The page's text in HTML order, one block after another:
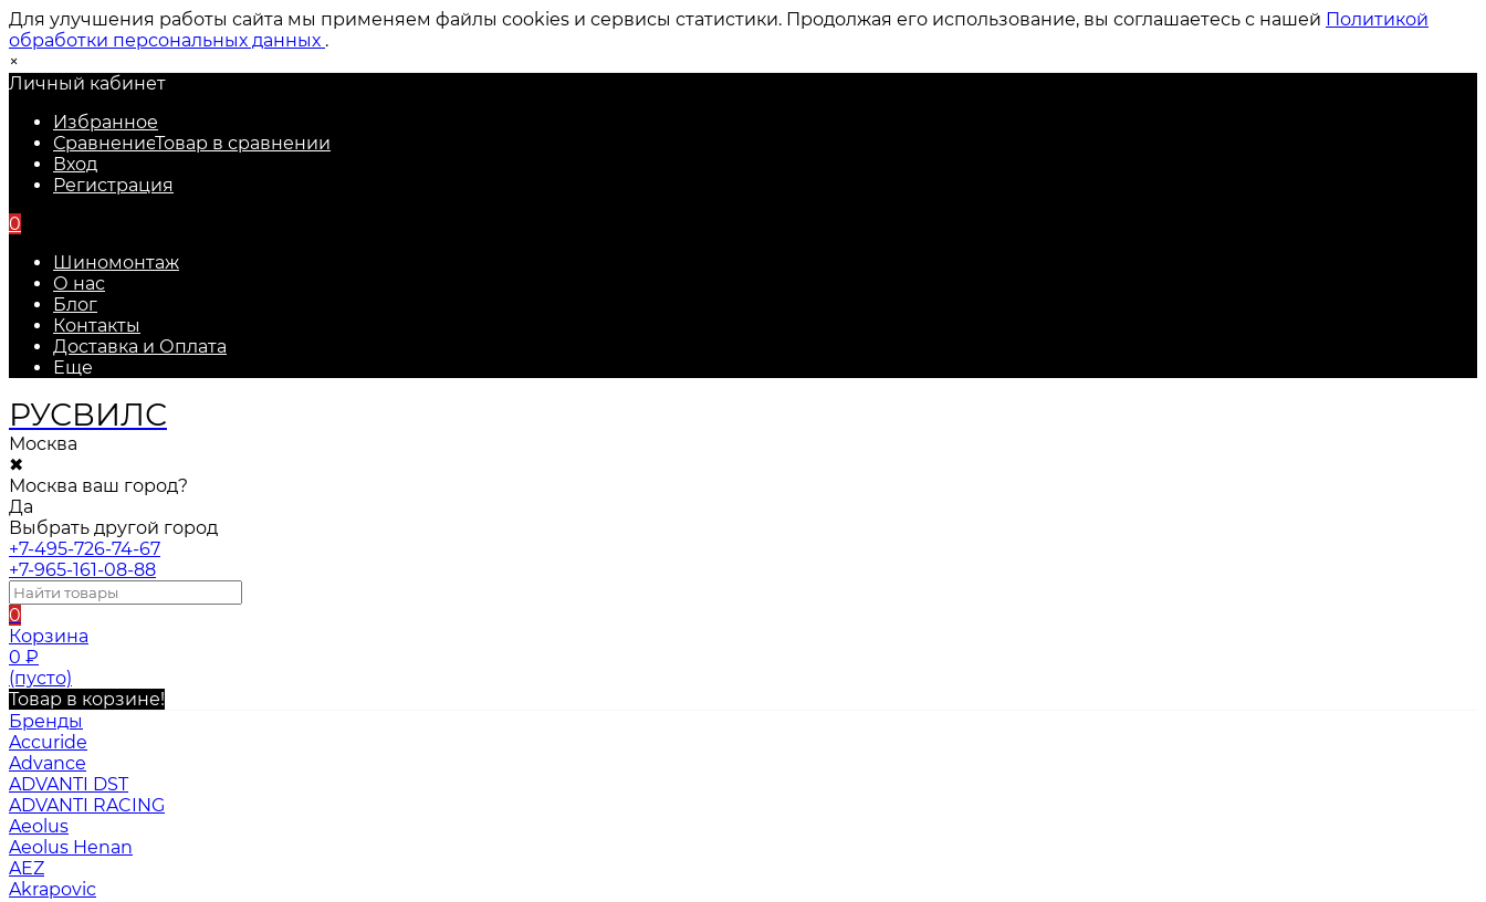
Для улучшения работы сайта мы применяем файлы cookies и сервисы статистики. Продолжая его использование, вы соглашаетесь с нашей Политикой
обработки персональных данных .
×
Личный кабинет
Избранное
СравнениеТовар в сравнении
Вход
Регистрация
0
Шиномонтаж
О нас
Блог
Контакты
Доставка и Оплата
Еще
РУСВИЛС
Москва
✖
Москва ваш город?
Да
Выбрать другой город
+7-495-726-74-67
+7-965-161-08-88
0
Корзина
0 ₽
(пусто)
Товар в корзине!
Бренды
Accuride
Advance
ADVANTI DST
ADVANTI RACING
Aeolus
Aeolus Henan
AEZ
Akrapovic